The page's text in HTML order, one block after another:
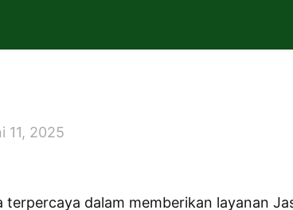
11, 2025
terpercaya dalam memberikan layanan